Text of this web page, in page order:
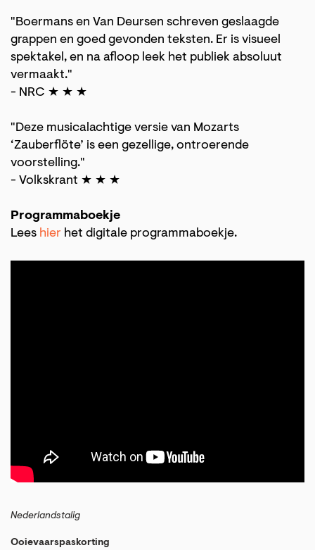
"Boermans en Van Deursen schreven geslaagde
grappen en goed gevonden teksten. Er is visueel
spektakel, en na afloop leek het publiek absoluut
vermaakt."
- NRC ★ ★ ★
"Deze musicalachtige versie van Mozarts
‘Zauberflöte’ is een gezellige, ontroerende
voorstelling."
- Volkskrant ★ ★ ★
Programmaboekje
Lees hier het digitale programmaboekje.
Nederlandstalig
Ooievaarspaskorting